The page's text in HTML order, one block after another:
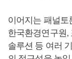
이어지는 패널토
한국환경연구원,
솔루션 등 여러